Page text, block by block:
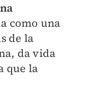
como una
de la
da vida
que la